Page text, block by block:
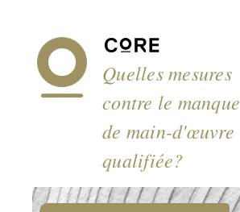
Quelles mesures
contre le manque
de main-d'œuvre
qualifiée?